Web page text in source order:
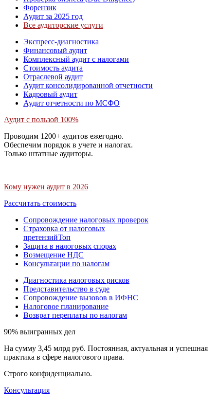
Форензик
Аудит за 2025 год
Все аудиторские услуги
Экспресс-диагностика
Финансовый аудит
Комплексный аудит с налогами
Стоимость аудита
Отраслевой аудит
Аудит консолидированной отчетности
Кадровый аудит
Аудит отчетности по МСФО
Аудит с пользой 100%
Проводим 1200+ аудитов ежегодно.
Обеспечим порядок в учете и налогах.
Только штатные аудиторы.
Кому нужен аудит в 2026
Рассчитать стоимость
Сопровождение налоговых проверок
Страховка от налоговых
претензийТоп
Защита в налоговых спорах
Возмещение НДС
Консультации по налогам
Диагностика налоговых рисков
Представительство в суде
Сопровождение вызовов в ИФНС
Налоговое планирование
Возврат переплаты по налогам
90% выигранных дел
На сумму 3,45 млрд руб. Постоянная, актуальная и успешная
практика в сфере налогового права.
Строго конфиденциально.
Консультация